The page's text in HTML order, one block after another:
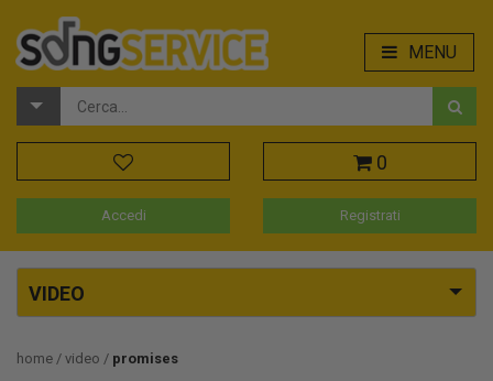
MENU
0
Accedi Registrati
VIDEO
home video promises